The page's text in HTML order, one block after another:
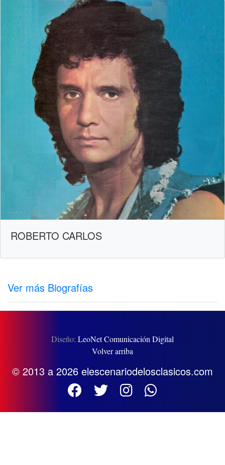
ROBERTO CARLOS
Ver más Biografías
Diseño: LeoNet Comunicación Digital
Volver arriba
© 2013 a 2026 elescenariodelosclasicos.com